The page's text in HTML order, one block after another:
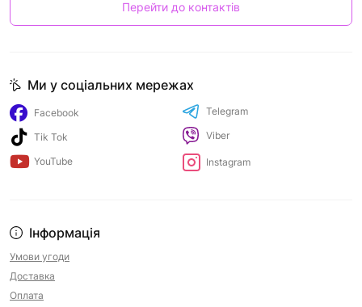
Перейти до контактів
Інформація
Умови угоди
Доставка
Оплата
Ми у соціальних мережах
Facebook
Tik Tok
YouTube
Telegram
Viber
Instagram